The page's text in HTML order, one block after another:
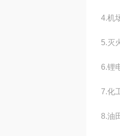
4.机
5.灭
6.锂
7.化
8.油